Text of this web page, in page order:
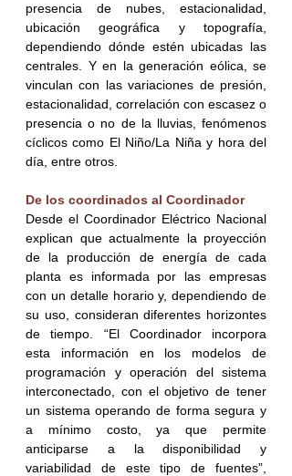
presencia de nubes, estacionalidad,
ubicación geográfica y topografía,
dependiendo dónde estén ubicadas las
centrales. Y en la generación eólica, se
vinculan con las variaciones de presión,
estacionalidad, correlación con escasez o
presencia o no de la lluvias, fenómenos
cíclicos como El Niño/La Niña y hora del
día, entre otros.
De los coordinados al Coordinador
Desde el Coordinador Eléctrico Nacional
explican que actualmente la proyección
de la producción de energía de cada
planta es informada por las empresas
con un detalle horario y, dependiendo de
su uso, consideran diferentes horizontes
de tiempo. “El Coordinador incorpora
esta información en los modelos de
programación y operación del sistema
interconectado, con el objetivo de tener
un sistema operando de forma segura y
a mínimo costo, ya que permite
anticiparse a la disponibilidad y
variabilidad de este tipo de fuentes”,